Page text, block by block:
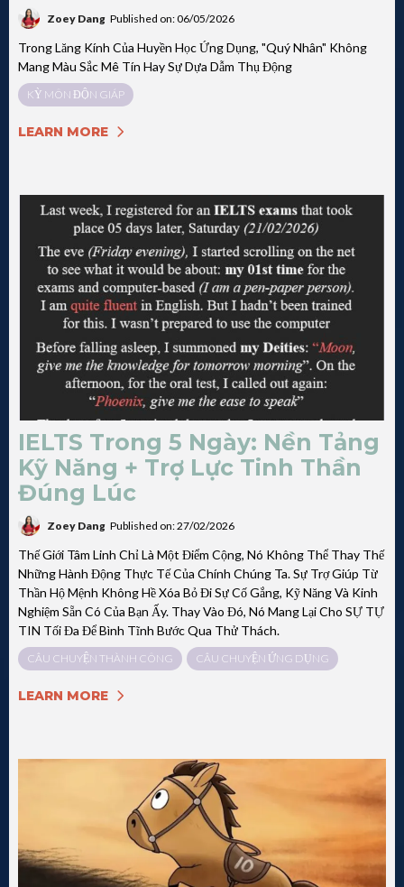
Zoey Dang Published on: 06/05/2026
Trong Lăng Kính Của Huyền Học Ứng Dụng, "Quý Nhân" Không
Mang Màu Sắc Mê Tín Hay Sự Dựa Dẫm Thụ Động
KỲ MÔN ĐỘN GIÁP
LEARN MORE
IELTS Trong 5 Ngày: Nền Tảng
Kỹ Năng + Trợ Lực Tinh Thần
Đúng Lúc
Zoey Dang Published on: 27/02/2026
Thế Giới Tâm Linh Chỉ Là Một Điểm Cộng, Nó Không Thể Thay Thế
Những Hành Động Thực Tế Của Chính Chúng Ta. Sự Trợ Giúp Từ
Thần Hộ Mệnh Không Hề Xóa Bỏ Đi Sự Cố Gắng, Kỹ Năng Và Kinh
Nghiệm Sẵn Có Của Bạn Ấy. Thay Vào Đó, Nó Mang Lại Cho SỰ TỰ
TIN Tối Đa Để Bình Tĩnh Bước Qua Thử Thách.
CÂU CHUYỆN THÀNH CÔNG CÂU CHUYỆN ỨNG DỤNG
LEARN MORE